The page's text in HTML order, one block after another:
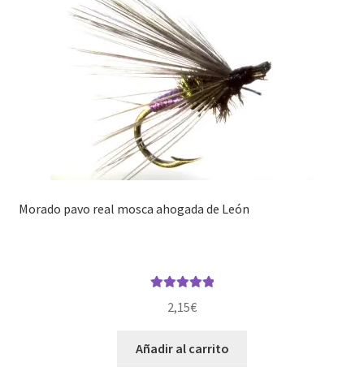
Morado pavo real mosca ahogada de León
5.00
2,15€
Añadir al carrito